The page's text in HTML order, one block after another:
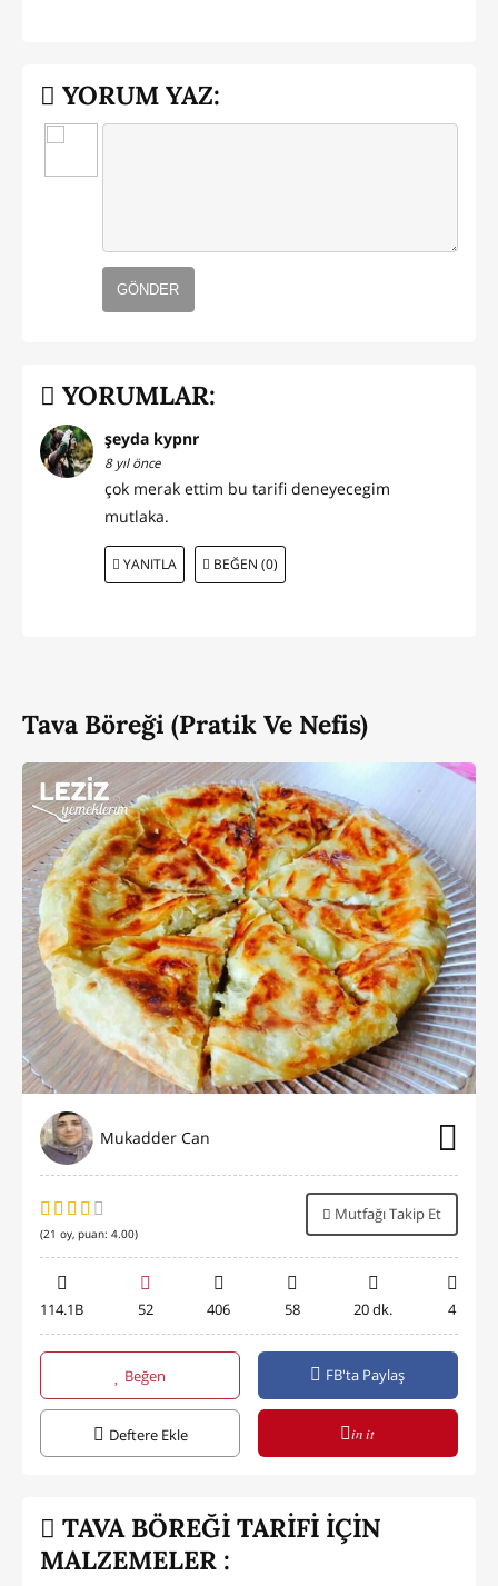
YORUM YAZ:
GÖNDER
YORUMLAR:
şeyda kypnr
8 yıl önce
çok merak ettim bu tarifi deneyecegim
mutlaka.
YANITLA BEĞEN (0)
Tava Böreği (Pratik Ve Nefis)
Mukadder Can
(21 oy, puan: 4.00)
Mutfağı Takip Et
114.1B 52 406 58 20 dk. 4
Beğen FB'ta Paylaş
Deftere Ekle in it
TAVA BÖREĞİ TARİFİ İÇİN
MALZEMELER :